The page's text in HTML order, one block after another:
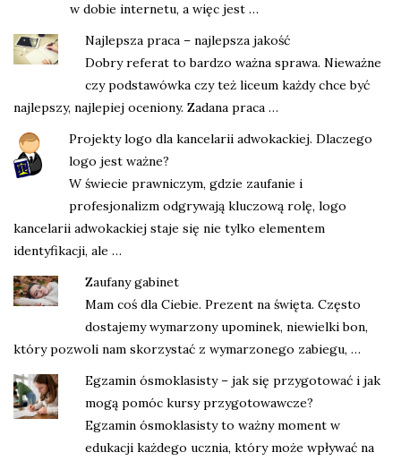
w dobie internetu, a więc jest …
Najlepsza praca – najlepsza jakość
Dobry referat to bardzo ważna sprawa. Nieważne
czy podstawówka czy też liceum każdy chce być
najlepszy, najlepiej oceniony. Zadana praca …
Projekty logo dla kancelarii adwokackiej. Dlaczego
logo jest ważne?
W świecie prawniczym, gdzie zaufanie i
profesjonalizm odgrywają kluczową rolę, logo
kancelarii adwokackiej staje się nie tylko elementem
identyfikacji, ale …
Zaufany gabinet
Mam coś dla Ciebie. Prezent na święta. Często
dostajemy wymarzony upominek, niewielki bon,
który pozwoli nam skorzystać z wymarzonego zabiegu, …
Egzamin ósmoklasisty – jak się przygotować i jak
mogą pomóc kursy przygotowawcze?
Egzamin ósmoklasisty to ważny moment w
edukacji każdego ucznia, który może wpływać na